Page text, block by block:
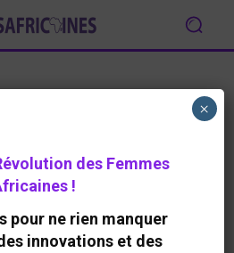
de
wolofophones
Mai 2026
des Femmes
!
pour ne rien manquer
innovations et des
×